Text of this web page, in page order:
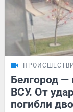
Белгород
ВСУ. От
погибли